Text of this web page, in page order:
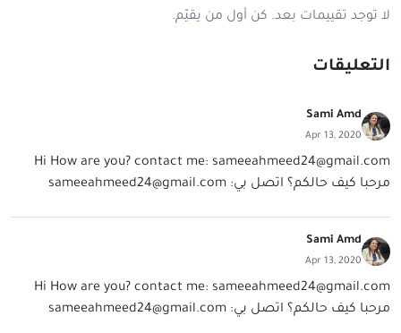
لا توجد تقييمات بعد. كن أول من يقيّم.
التعليقات
Sami Amd
Apr 13, 2020
Hi How are you? contact me: sameeahmeed24@gmail.com
مرحبا كيف حالكم؟ اتصل بي: sameeahmeed24@gmail.com
Sami Amd
Apr 13, 2020
Hi How are you? contact me: sameeahmeed24@gmail.com
مرحبا كيف حالكم؟ اتصل بي: sameeahmeed24@gmail.com